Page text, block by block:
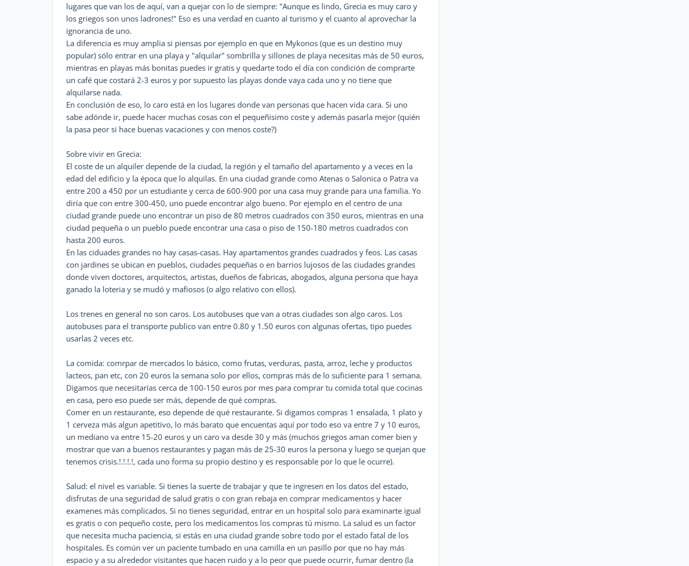
lugares que van los de aquí, van a quejar con lo de siempre: "Aunque es lindo, Grecia es muy caro y
los griegos son unos ladrones!" Eso es una verdad en cuanto al turismo y el cuanto al aprovechar la
ignorancia de uno.
La diferencia es muy amplia si piensas por ejemplo en que en Mykonos (que es un destino muy
popular) sólo entrar en una playa y "alquilar" sombrilla y sillones de playa necesitas más de 50 euros,
mientras en playas más bonitas puedes ir gratis y quedarte todo el día con condición de comprarte
un café que costará 2-3 euros y por supuesto las playas donde vaya cada uno y no tiene que
alquilarse nada.
En conclusión de eso, lo caro está en los lugares donde van personas que hacen vida cara. Si uno
sabe adónde ir, puede hacer muchas cosas con el pequeñisimo coste y además pasarla mejor (quién
la pasa peor si hace buenas vacaciones y con menos coste?)
Sobre vivir en Grecia:
El coste de un alquiler depende de la ciudad, la región y el tamaño del apartamento y a veces en la
edad del edificio y la época que lo alquilas. En una ciudad grande como Atenas o Salonica o Patra va
entre 200 a 450 por un estudiante y cerca de 600-900 por una casa muy grande para una familia. Yo
diría que con entre 300-450, uno puede encontrar algo bueno. Por ejemplo en el centro de una
ciudad grande puede uno encontrar un piso de 80 metros cuadrados con 350 euros, mientras en una
ciudad pequeña o un pueblo puede encontrar una casa o piso de 150-180 metros cuadrados con
hasta 200 euros.
En las ciduades grandes no hay casas-casas. Hay apartamentos grandes cuadrados y feos. Las casas
con jardines se ubican en pueblos, ciudades pequeñas o en barrios lujosos de las ciudades grandes
donde viven doctores, arquitectos, artistas, dueños de fabricas, abogados, alguna persona que haya
ganado la loteria y se mudó y mafiosos (o algo relativo con ellos).
Los trenes en general no son caros. Los autobuses que van a otras ciudades son algo caros. Los
autobuses para el transporte publico van entre 0.80 y 1.50 euros con algunas ofertas, tipo puedes
usarlas 2 veces etc.
La comida: comrpar de mercados lo básico, como frutas, verduras, pasta, arroz, leche y productos
lacteos, pan etc, con 20 euros la semana solo por ellos, compras más de lo suficiente para 1 semana.
Digamos que necesitarías cerca de 100-150 euros por mes para comprar tu comida total que cocinas
en casa, pero eso puede ser más, depende de qué compras.
Comer en un restaurante, eso depende de qué restaurante. Si digamos compras 1 ensalada, 1 plato y
1 cerveza más algun apetitivo, lo más barato que encuentas aquí por todo eso va entre 7 y 10 euros,
un mediano va entre 15-20 euros y un caro va desde 30 y más (muchos griegos aman comer bien y
mostrar que van a buenos restaurantes y pagan más de 25-30 euros la persona y luego se quejan que
tenemos crisis.!.!.!.!, cada uno forma su propio destino y es responsable por lo que le ocurre).
Salud: el nivel es variable. Si tienes la suerte de trabajar y que te ingresen en los datos del estado,
disfrutas de una seguridad de salud gratis o con gran rebaja en comprar medicamentos y hacer
examenes más complicados. Si no tienes seguridad, entrar en un hospital solo para examinarte igual
es gratis o con pequeño coste, pero los medicamentos los compras tú mismo. La salud es un factor
que necesita mucha paciencia, si estás en una ciudad grande sobre todo por el estado fatal de los
hospitales. Es común ver un paciente tumbado en una camilla en un pasillo por que no hay más
espacio y a su alrededor visitantes que hacen ruido y a lo peor que puede ocurrir, fumar dentro (la